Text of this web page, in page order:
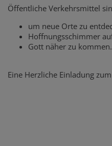
Öffentliche Verkehrsmittel
um neue Orte zu
Hoffnungsschimmer
Gott näher zu kommen.
Eine Herzliche Einladung zum